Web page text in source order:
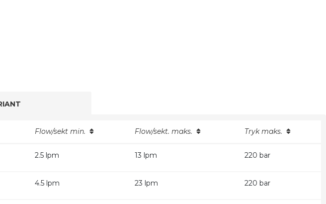
Flow/sekt min. Flow/sekt. maks. Tryk maks.
2.5 lpm 13 lpm 220 bar
4.5 lpm 23 lpm 220 bar